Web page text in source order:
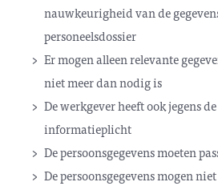
nauwkeurigheid van de
personeelsdossier
Er mogen alleen relevante
niet meer dan nodig is
De werkgever heeft ook jegens
informatieplicht
De persoonsgegevens moeten
De persoonsgegevens mogen